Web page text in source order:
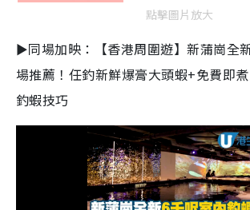
點擊圖片放大
►同場加映：【香港周圍遊】新蒲崗全
場推薦！任釣新鮮爆膏大頭蝦+免費即
釣蝦技巧